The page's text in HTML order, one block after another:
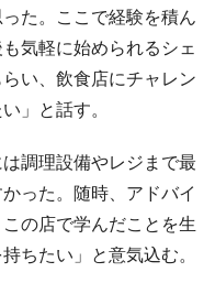
た。ここで経験を積ん
気軽に始められるシェ
い、飲食店にチャレン
」と話す。
調理設備やレジまで最
った。随時、アドバイ
の店で学んだことを生
ちたい」と意気込む。